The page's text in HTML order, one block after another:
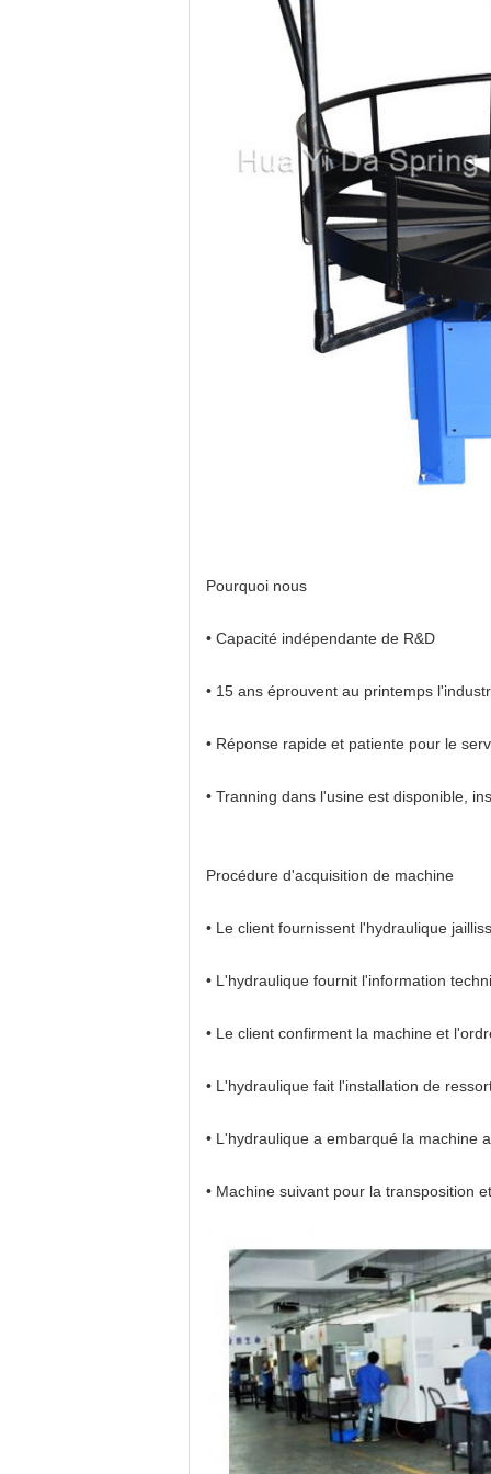
Pourquoi nous
• Capacité indépendante de R&D
• 15 ans éprouvent au printemps
• Réponse rapide et patiente pour le
• Tranning dans l'usine est disponible,
Procédure d'acquisition de machine
• Le client fournissent l'hydraulique
• L'hydraulique fournit l'information
• Le client confirment la machine et
• L'hydraulique fait l'installation de
• L'hydraulique a embarqué la machine
• Machine suivant pour la transposition